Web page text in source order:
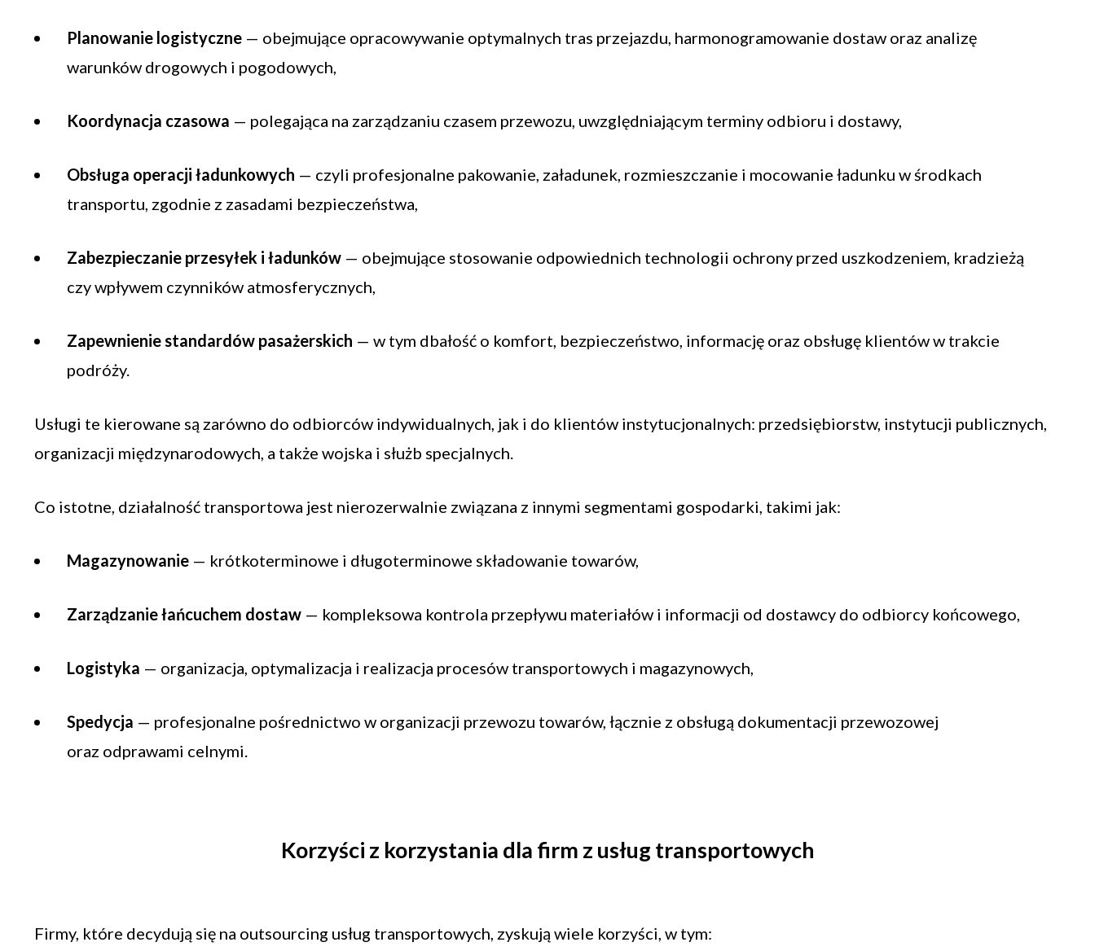
Planowanie logistyczne — obejmujące opracowywanie optymalnych tras przejazdu, harmonogramowanie dostaw oraz analizę
warunków drogowych i pogodowych,
Koordynacja czasowa — polegająca na zarządzaniu czasem przewozu, uwzględniającym terminy odbioru i dostawy,
Obsługa operacji ładunkowych — czyli profesjonalne pakowanie, załadunek, rozmieszczanie i mocowanie ładunku w środkach
transportu, zgodnie z zasadami bezpieczeństwa,
Zabezpieczanie przesyłek i ładunków — obejmujące stosowanie odpowiednich technologii ochrony przed uszkodzeniem, kradzieżą
czy wpływem czynników atmosferycznych,
Zapewnienie standardów pasażerskich — w tym dbałość o komfort, bezpieczeństwo, informację oraz obsługę klientów w trakcie
podróży.
Usługi te kierowane są zarówno do odbiorców indywidualnych, jak i do klientów instytucjonalnych: przedsiębiorstw, instytucji publicznych,
organizacji międzynarodowych, a także wojska i służb specjalnych.
Co istotne, działalność transportowa jest nierozerwalnie związana z innymi segmentami gospodarki, takimi jak:
Magazynowanie — krótkoterminowe i długoterminowe składowanie towarów,
Zarządzanie łańcuchem dostaw — kompleksowa kontrola przepływu materiałów i informacji od dostawcy do odbiorcy końcowego,
Logistyka — organizacja, optymalizacja i realizacja procesów transportowych i magazynowych,
Spedycja — profesjonalne pośrednictwo w organizacji przewozu towarów, łącznie z obsługą dokumentacji przewozowej
oraz odprawami celnymi.
Korzyści z korzystania dla firm z usług transportowych
Firmy, które decydują się na outsourcing usług transportowych, zyskują wiele korzyści, w tym: